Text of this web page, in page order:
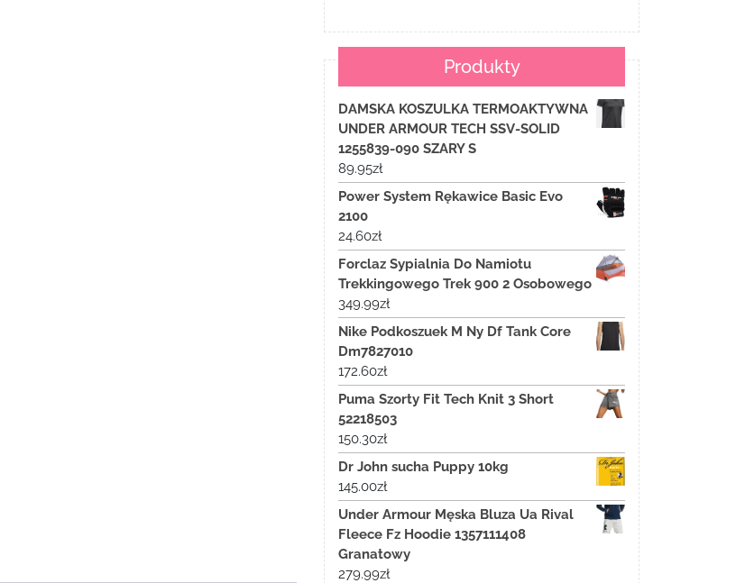
Produkty
DAMSKA KOSZULKA TERMOAKTYWNA
UNDER ARMOUR TECH SSV-SOLID
1255839-090 SZARY S
89.95zł
Power System Rękawice Basic Evo
2100
24.60zł
Forclaz Sypialnia Do Namiotu
Trekkingowego Trek 900 2 Osobowego
349.99zł
Nike Podkoszuek M Ny Df Tank Core
Dm7827010
172.60zł
Puma Szorty Fit Tech Knit 3 Short
52218503
150.30zł
Dr John sucha Puppy 10kg
145.00zł
Under Armour Męska Bluza Ua Rival
Fleece Fz Hoodie 1357111408
Granatowy
279.99zł